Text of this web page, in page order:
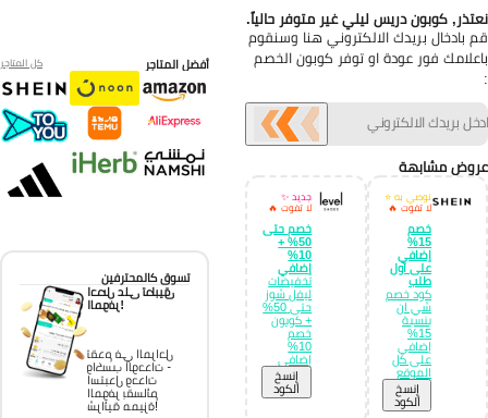
كوبون دريس ليلي غير متوفر حالياً.
بادخال بريدك الالكتروني هنا وسنقوم
فور عودة او توفر كوبون الخصم
مشابهة
نوصي به ⭐
لا تفوت 🔥
خصم
15%
إضافي
على أول
طلب
كود خصم
شي ان
بنسبة
15%
إضافي
على كل
الموقع
إِنسخ
الكود
جديد ✨
لا تفوت 🔥
خصم حتى
50% +
10%
إضافي
تخفيضات
ليفل شوز
حتى 50%
+ كوبون
خصم
10%
إضافي
إِنسخ
الكود
أفضل المتاجر كل المتاجر
تسوق كالمحترفين
احصل على تطبيق
الموفر!
تقدم في المراحل
واكسب الوحدات -
استبدل وحدات
الموفر بقسائم
شرائية مميزة!